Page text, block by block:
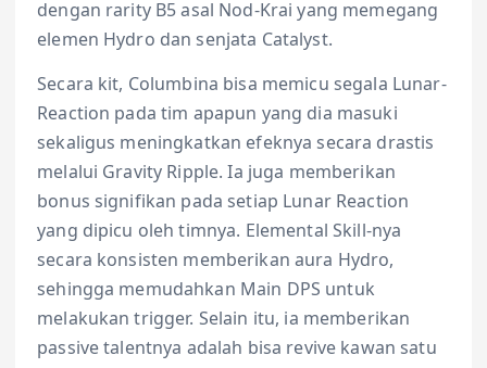
dengan rarity B5 asal Nod-Krai yang memegang
elemen Hydro dan senjata Catalyst.
Secara kit, Columbina bisa memicu segala Lunar-
Reaction pada tim apapun yang dia masuki
sekaligus meningkatkan efeknya secara drastis
melalui Gravity Ripple. Ia juga memberikan
bonus signifikan pada setiap Lunar Reaction
yang dipicu oleh timnya. Elemental Skill-nya
secara konsisten memberikan aura Hydro,
sehingga memudahkan Main DPS untuk
melakukan trigger. Selain itu, ia memberikan
passive talentnya adalah bisa revive kawan satu